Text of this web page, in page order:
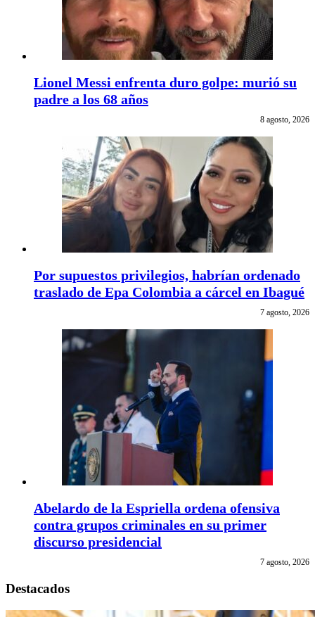
Lionel Messi enfrenta duro golpe: murió su
padre a los 68 años
8 agosto, 2026
Por supuestos privilegios, habrían ordenado
traslado de Epa Colombia a cárcel en Ibagué
7 agosto, 2026
Abelardo de la Espriella ordena ofensiva
contra grupos criminales en su primer
discurso presidencial
7 agosto, 2026
Destacados